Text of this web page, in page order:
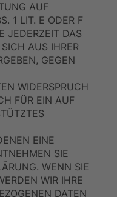
AUF
1 LIT. E ODER F
JEDERZEIT DAS
AUS IHRER
GEGEN
WIDERSPRUCH
FÜR EIN AUF
EINE
SIE
WENN SIE
WIR IHRE
DATEN